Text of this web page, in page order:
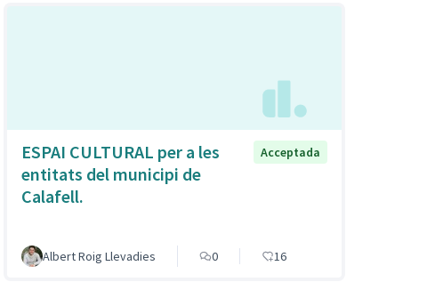
ESPAI CULTURAL per a les
entitats del municipi de
Calafell.
Acceptada
Albert Roig Llevadies 0 16